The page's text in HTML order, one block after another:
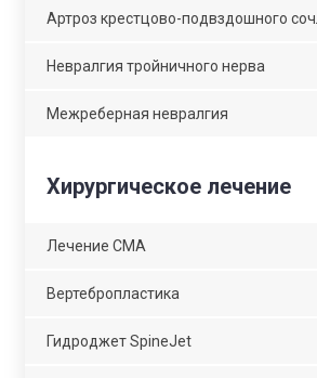
Артроз крестцово-подвздошного
Невралгия тройничного нерва
Межреберная невралгия
Хирургическое лечение
Лечение СМА
Вертебропластика
Гидроджет SpineJet